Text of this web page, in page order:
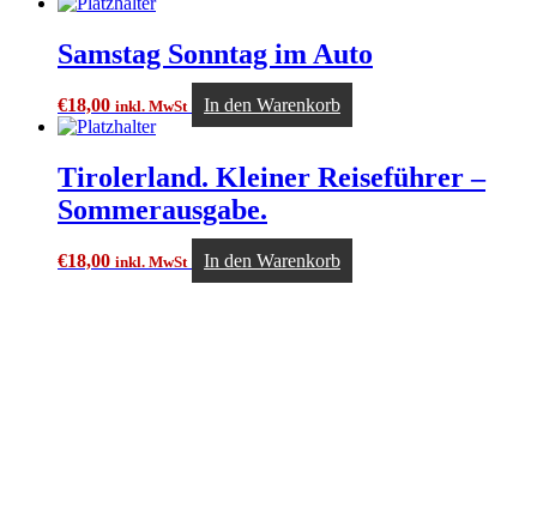
Samstag Sonntag im Auto
€18,00 inkl. MwSt In den Warenkorb
Tirolerland. Kleiner Reiseführer –
Sommerausgabe.
€18,00 inkl. MwSt In den Warenkorb